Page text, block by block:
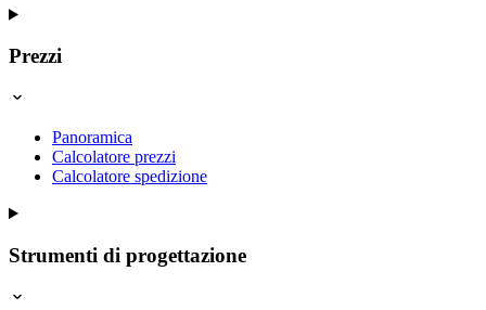
Prezzi
Panoramica
Calcolatore prezzi
Calcolatore spedizione
Strumenti di progettazione